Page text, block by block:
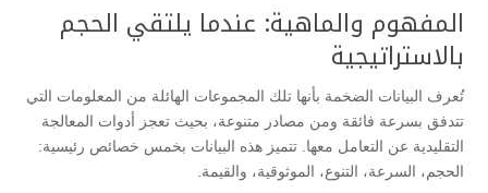
​المفهوم والماهية: عندما يلتقي الحجم
بالاستراتيجية
​تُعرف البيانات الضخمة بأنها تلك المجموعات الهائلة من المعلومات التي
تتدفق بسرعة فائقة ومن مصادر متنوعة، بحيث تعجز أدوات المعالجة
التقليدية عن التعامل معها. تتميز هذه البيانات بخمس خصائص رئيسية:
الحجم، السرعة، التنوع، الموثوقية، والقيمة.